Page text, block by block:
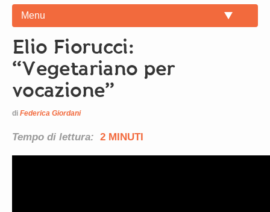
Menu
Elio Fiorucci:
“Vegetariano per
vocazione”
di Federica Giordani
Tempo di lettura: 2 MINUTI